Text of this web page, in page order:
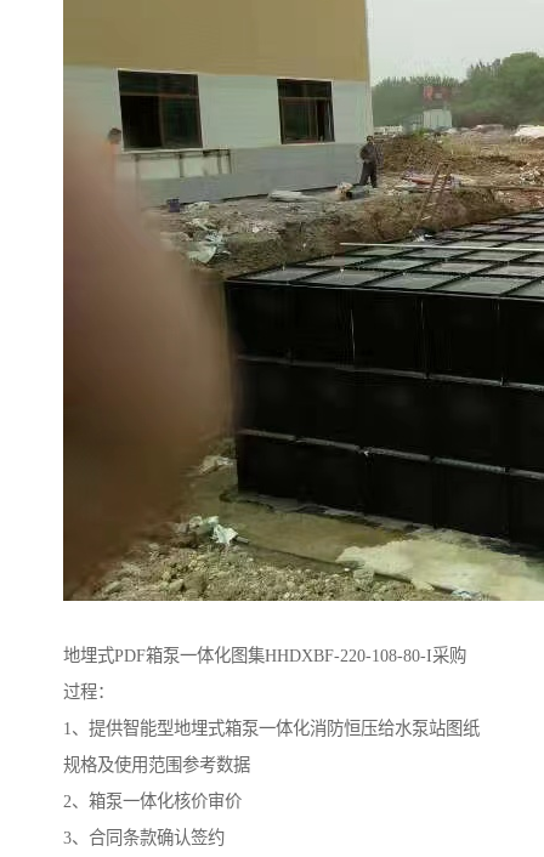
地埋式PDF箱泵一体化图集HHDXBF-220-108-80-I采购
过程：
1、提供智能型地埋式箱泵一体化消防恒压给水泵站图纸
规格及使用范围参考数据
2、箱泵一体化核价审价
3、合同条款确认签约